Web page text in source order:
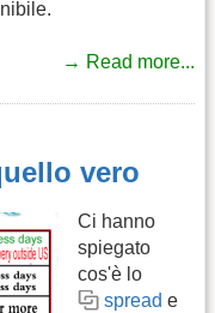
→ Read more...
vero
Ci hanno
spiegato
cos'è lo
spread e